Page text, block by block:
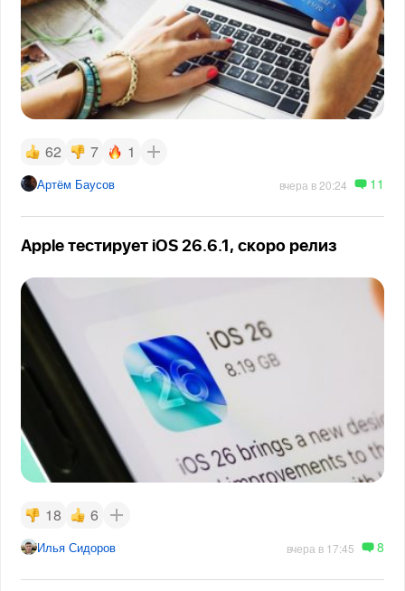
62 7 1
Артём Баусов вчера в 20:24 11
Apple тестирует iOS 26.6.1, скоро релиз
18 6
Илья Сидоров вчера в 17:45 8